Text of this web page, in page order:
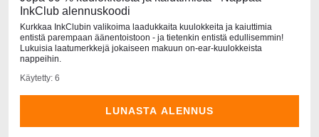
InkClub alennuskoodi
Kurkkaa InkClubin valikoima laadukkaita kuulokkeita ja kaiuttimia
entistä parempaan äänentoistoon - ja tietenkin entistä edullisemmin!
Lukuisia laatumerkkejä jokaiseen makuun on-ear-kuulokkeista
nappeihin.
Käytetty: 6
LUNASTA ALENNUS